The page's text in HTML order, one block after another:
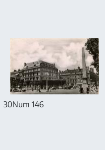
30Num 146